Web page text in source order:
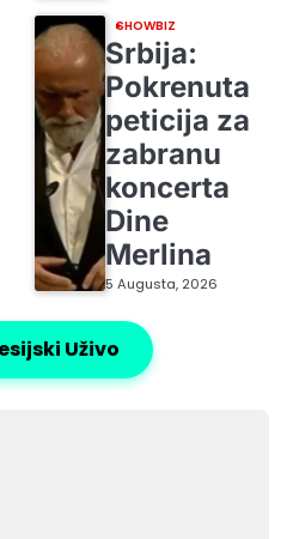
SHOWBIZ
Srbija:
Pokrenuta
peticija za
zabranu
koncerta
Dine
Merlina
5 Augusta, 2026
Uživo